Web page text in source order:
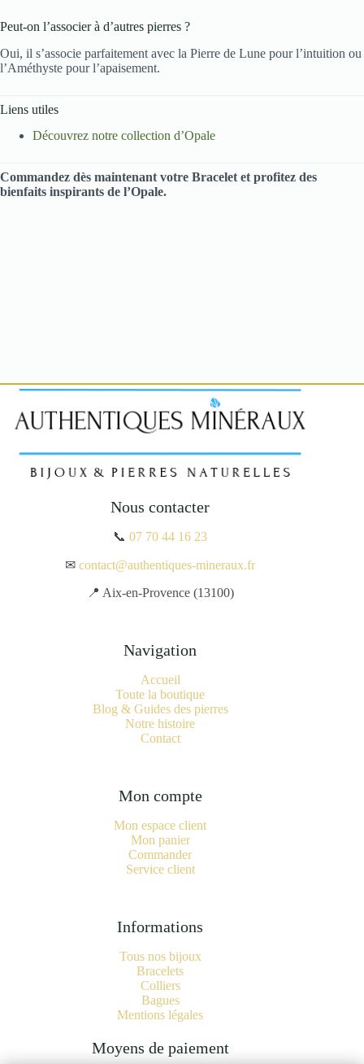
Peut-on l’associer à d’autres pierres ?
Oui, il s’associe parfaitement avec la Pierre de Lune pour l’intuition ou
l’Améthyste pour l’apaisement.
Liens utiles
Découvrez notre collection d’Opale
Commandez dès maintenant votre Bracelet et profitez des
bienfaits inspirants de l’Opale.
Nous contacter
📞07 70 44 16 23
✉contact@authentiques-mineraux.fr
📍 Aix-en-Provence (13100)
Navigation
Accueil
Toute la boutique
Blog & Guides des pierres
Notre histoire
Contact
Mon compte
Mon espace client
Mon panier
Commander
Service client
Informations
Tous nos bijoux
Bracelets
Colliers
Bagues
Mentions légales
Moyens de paiement